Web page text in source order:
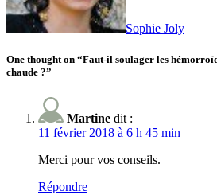
Sophie Joly
One thought on “Faut-il soulager les
chaude ?”
Martine dit :
11 février 2018 à 6 h 45 min
Merci pour vos conseils.
Répondre